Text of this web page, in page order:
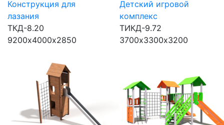
Конструкция для
лазания
ТКД-8.20
9200х4000х2850
Детский игровой
комплекс
ТИКД-9.72
3700х3300х3200